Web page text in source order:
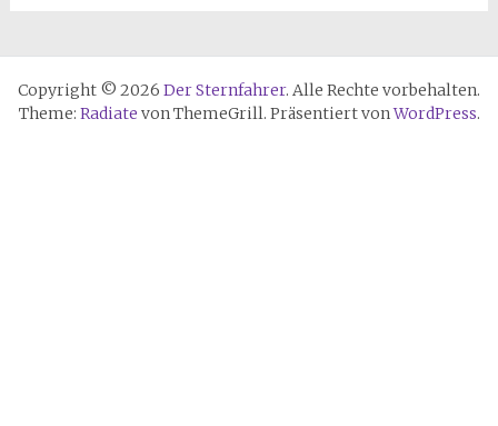
Copyright © 2026 Der Sternfahrer. Alle Rechte vorbehalten.
Theme: Radiate von ThemeGrill. Präsentiert vonWordPress.